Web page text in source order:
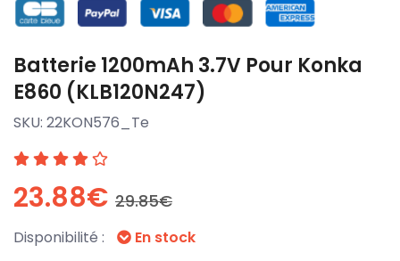
Batterie 1200mAh 3.7V Pour Konka
E860 (KLB120N247)
SKU: 22KON576_Te
23.88€ 29.85€
Disponibilité : En stock